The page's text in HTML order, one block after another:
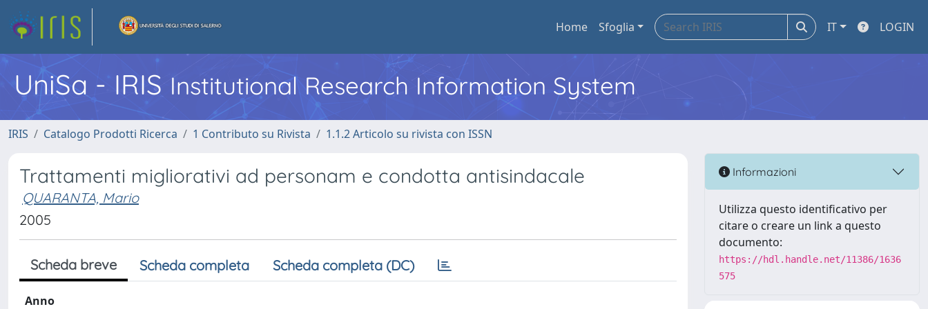
Home Sfoglia IT LOGIN
UniSa - IRIS Institutional Research Information System
IRIS Catalogo Prodotti Ricerca 1 Contributo su Rivista 1.1.2 Articolo su rivista con ISSN
Trattamenti migliorativi ad personam e condotta antisindacale
QUARANTA, Mario
2005
Scheda breve Scheda completa Scheda completa (DC)
Anno
Informazioni
Utilizza questo identificativo per
citare o creare un link a questo
documento:
https://hdl.handle.net/11386/1636
575